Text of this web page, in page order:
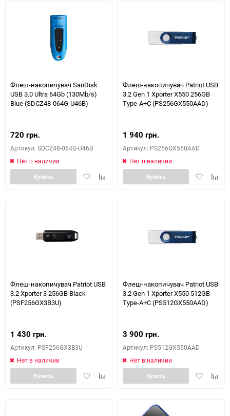
Флеш-накопичувач SanDisk
USB 3.0 Ultra 64Gb (130Mb/s)
Blue (SDCZ48-064G-U46B)
720 грн.
Артикул: SDCZ48-064G-U46B
Нет в наличии
ДобавитьДобавить
Купить
Флеш-накопичувач Patriot USB
3.2 Gen 1 Xporter X550 256GB
Type-A+C (PS256GX550AAD)
1 940 грн.
Артикул: PS256GX550AAD
Нет в наличии
Добавить
Купить
Флеш-накопичувач Patriot USB
3.2 Xporter 3 256GB Black
(PSF256GX3B3U)
1 430 грн.
Артикул: PSF256GX3B3U
Нет в наличии
ДобавитьДобавить
Купить
Флеш-накопичувач Patriot USB
3.2 Gen 1 Xporter X550 512GB
Type-A+C (PS512GX550AAD)
3 900 грн.
Артикул: PS512GX550AAD
Нет в наличии
Добавить
Купить